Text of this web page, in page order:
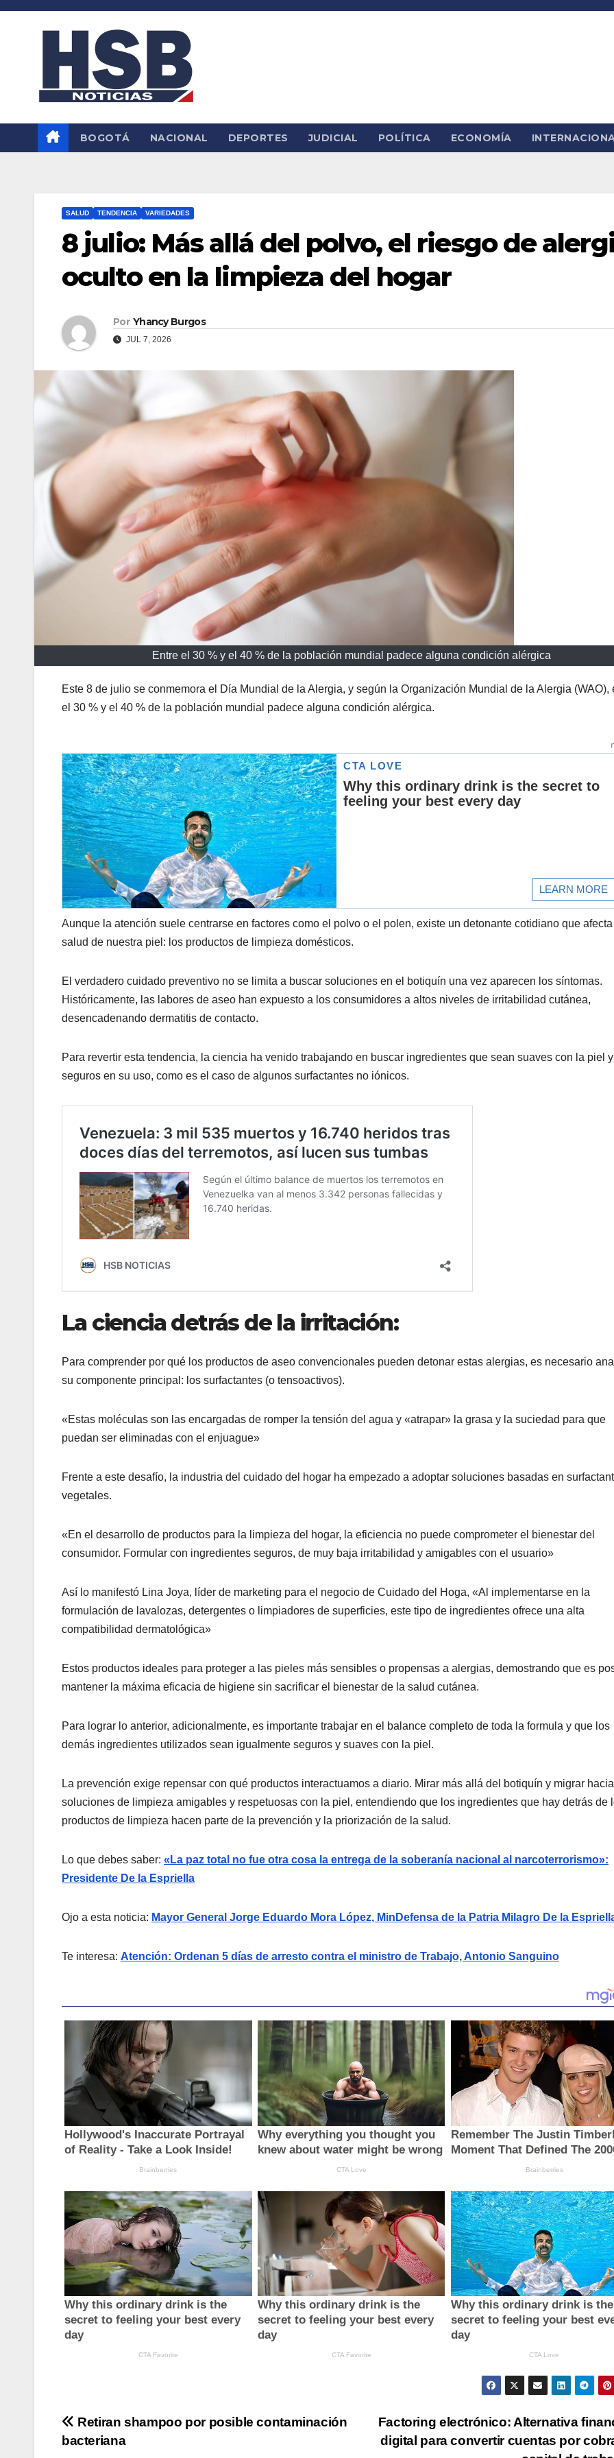
Saltar
BOGOTÁ NACIONAL DEPORTES JUDICIAL POLÍTICA ECONOMÍA
SALUD TENDENCIA VARIEDADES
8 julio: Más allá del polvo, el riesgo de
oculto en la limpieza del hogar
Por Yhancy Burgos
JUL 7, 2026
Entre el 30 % y el 40 % de la población mundial padece alguna condición alérgica
Este 8 de julio se conmemora el Día Mundial de la Alergia, y según la Organización Mundial de la Alergia (WAO),
el 30 % y el 40 % de la población mundial padece alguna condición alérgica.
Aunque la atención suele centrarse en factores como el polvo o el polen, existe un detonante cotidiano que
salud de nuestra piel: los productos de limpieza domésticos.
El verdadero cuidado preventivo no se limita a buscar soluciones en el botiquín una vez aparecen los síntomas.
Históricamente, las labores de aseo han expuesto a los consumidores a altos niveles de irritabilidad cutánea,
desencadenando dermatitis de contacto.
Para revertir esta tendencia, la ciencia ha venido trabajando en buscar ingredientes que sean suaves con la piel y
seguros en su uso, como es el caso de algunos surfactantes no iónicos.
La ciencia detrás de la irritación:
Para comprender por qué los productos de aseo convencionales pueden detonar estas alergias, es necesario
su componente principal: los surfactantes (o tensoactivos).
«Estas moléculas son las encargadas de romper la tensión del agua y «atrapar» la grasa y la suciedad para que
puedan ser eliminadas con el enjuague»
Frente a este desafío, la industria del cuidado del hogar ha empezado a adoptar soluciones basadas en
vegetales.
«En el desarrollo de productos para la limpieza del hogar, la eficiencia no puede comprometer el bienestar del
consumidor. Formular con ingredientes seguros, de muy baja irritabilidad y amigables con el usuario»
Así lo manifestó Lina Joya, líder de marketing para el negocio de Cuidado del Hoga, «Al implementarse en la
formulación de lavalozas, detergentes o limpiadores de superficies, este tipo de ingredientes ofrece una alta
compatibilidad dermatológica»
Estos productos ideales para proteger a las pieles más sensibles o propensas a alergias, demostrando que es
mantener la máxima eficacia de higiene sin sacrificar el bienestar de la salud cutánea.
Para lograr lo anterior, adicionalmente, es importante trabajar en el balance completo de toda la formula y que los
demás ingredientes utilizados sean igualmente seguros y suaves con la piel.
La prevención exige repensar con qué productos interactuamos a diario. Mirar más allá del botiquín y migrar hacia
soluciones de limpieza amigables y respetuosas con la piel, entendiendo que los ingredientes que hay detrás de
productos de limpieza hacen parte de la prevención y la priorización de la salud.
Lo que debes saber: «La paz total no fue otra cosa la entrega de la soberanía nacional al narcoterrorismo»:
Presidente De la Espriella
Ojo a esta noticia: Mayor General Jorge Eduardo Mora López, MinDefensa de la Patria Milagro De la
Te interesa: Atención: Ordenan 5 días de arresto contra el ministro de Trabajo, Antonio Sanguino
Navegación
Factoring electrónico: Alternativa
digital para convertir cuentas por
Retiran shampoo por posible contaminación
bacteriana